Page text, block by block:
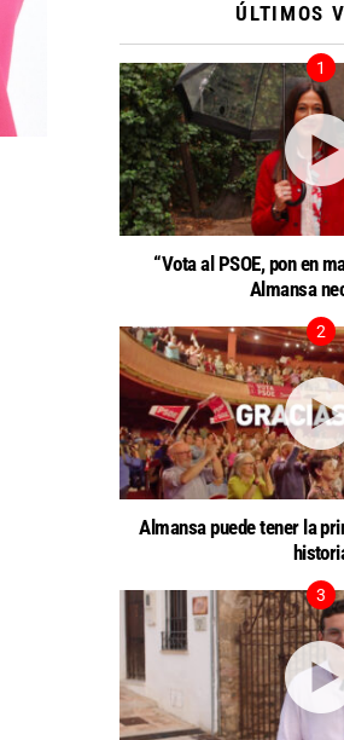
ÚLTIMOS
“Vota al PSOE, pon en
Almansa
Almansa puede tener la